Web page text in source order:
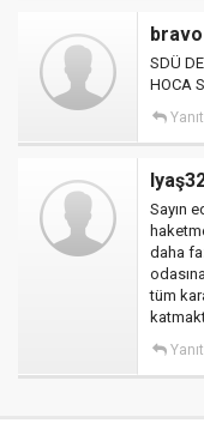
bravo
SDÜ
HOCA
Sayın
daha
tüm